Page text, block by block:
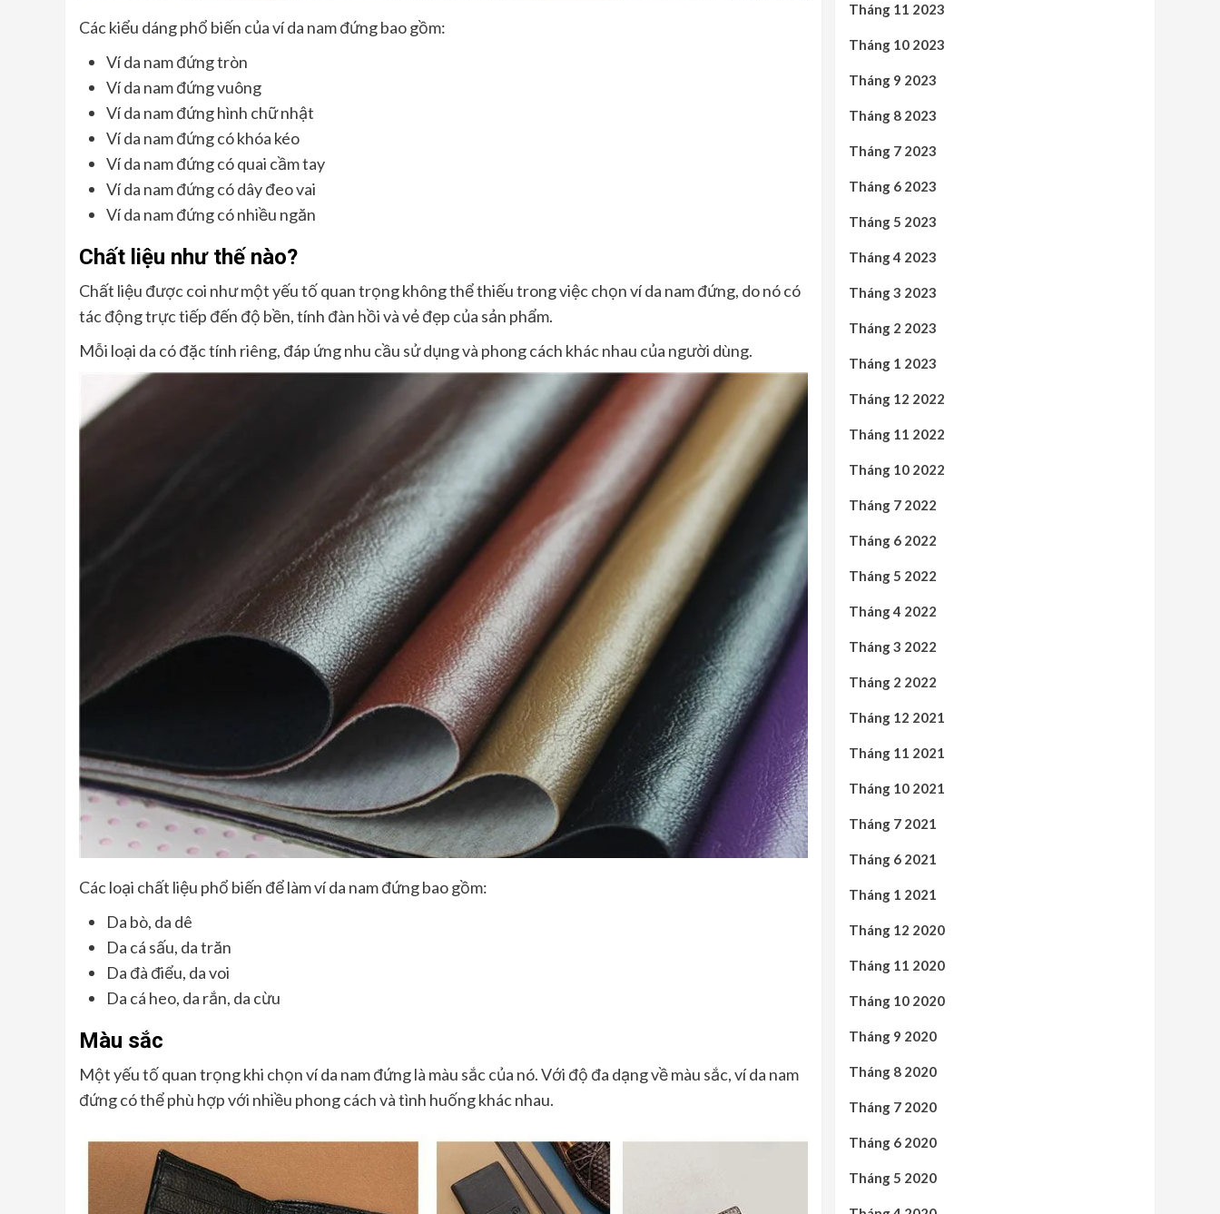
Các kiểu dáng phổ biến của ví da nam đứng bao gồm:
Ví da nam đứng tròn
Ví da nam đứng vuông
Ví da nam đứng hình chữ nhật
Ví da nam đứng có khóa kéo
Ví da nam đứng có quai cầm tay
Ví da nam đứng có dây đeo vai
Ví da nam đứng có nhiều ngăn
Chất liệu như thế nào?
Chất liệu được coi như một yếu tố quan trọng không thể thiếu trong việc chọn ví da nam đứng, do nó có
tác động trực tiếp đến độ bền, tính đàn hồi và vẻ đẹp của sản phẩm.
Mỗi loại da có đặc tính riêng, đáp ứng nhu cầu sử dụng và phong cách khác nhau của người dùng.
Các loại chất liệu phổ biến để làm ví da nam đứng bao gồm:
Da bò, da dê
Da cá sấu, da trăn
Da đà điểu, da voi
Da cá heo, da rắn, da cừu
Màu sắc
Một yếu tố quan trọng khi chọn ví da nam đứng là màu sắc của nó. Với độ đa dạng về màu sắc, ví da nam
đứng có thể phù hợp với nhiều phong cách và tình huống khác nhau.
Tháng 11 2023
Tháng 10 2023
Tháng 9 2023
Tháng 8 2023
Tháng 7 2023
Tháng 6 2023
Tháng 5 2023
Tháng 4 2023
Tháng 3 2023
Tháng 2 2023
Tháng 1 2023
Tháng 12 2022
Tháng 11 2022
Tháng 10 2022
Tháng 7 2022
Tháng 6 2022
Tháng 5 2022
Tháng 4 2022
Tháng 3 2022
Tháng 2 2022
Tháng 12 2021
Tháng 11 2021
Tháng 10 2021
Tháng 7 2021
Tháng 6 2021
Tháng 1 2021
Tháng 12 2020
Tháng 11 2020
Tháng 10 2020
Tháng 9 2020
Tháng 8 2020
Tháng 7 2020
Tháng 6 2020
Tháng 5 2020